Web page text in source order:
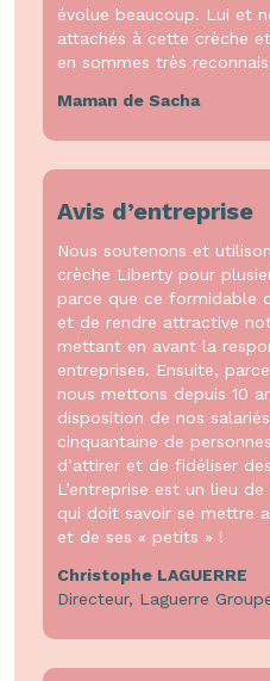
évolue beaucoup. Lui et
attachés à cette crèche
en sommes très
Maman de Sacha
Avis d’entreprise
Nous soutenons et
crèche Liberty pour
parce que ce formidable
et de rendre attractive
mettant en avant la
entreprises. Ensuite,
nous mettons depuis 10
disposition de nos
cinquantaine de
d’attirer et de fidéliser
L’entreprise est un lieu
qui doit savoir se mettre
et de ses « petits » !
Christophe LAGUERRE
Directeur, Laguerre